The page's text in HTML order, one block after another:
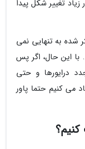
زیاد تغییر شکل پیدا
شده به تنهایی نمی
با این حال، اگر پس
درایورها و حتی
کنیم حتما پاور
کنیم؟